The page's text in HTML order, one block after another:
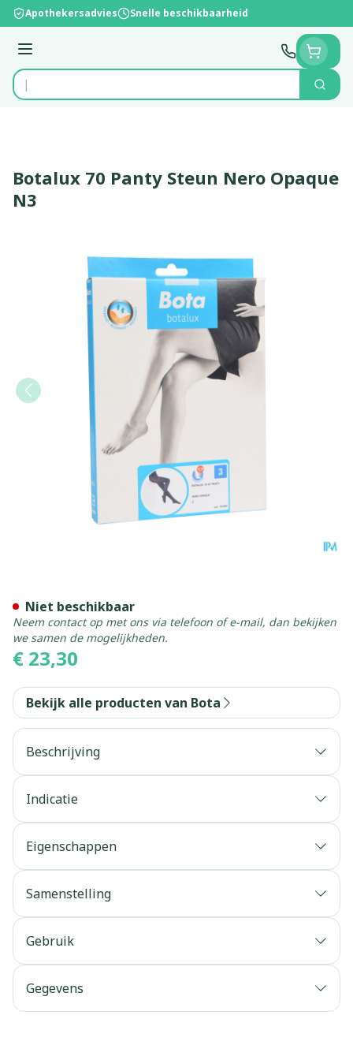
Ga naar de inhoud
Apothekersadvies Snelle beschikbaarheid
Menu
Product, merk, categorie...
Zoek
Botalux 70 Panty Steun Nero Opaque
N3
€ 23,30
Niet beschikbaar
Neem contact op met ons via telefoon of e-mail, dan bekijken
we samen de mogelijkheden.
Bekijk alle producten van Bota
Beschrijving
Indicatie
Eigenschappen
Samenstelling
Gebruik
Gegevens